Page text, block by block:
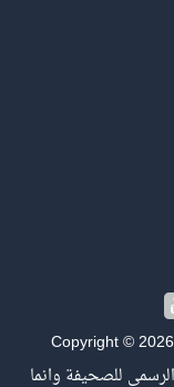
Copyright ©
للصحيفة وانما